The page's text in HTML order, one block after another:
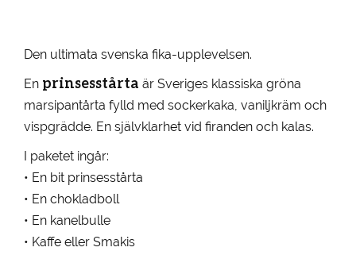
Den ultimata svenska fika-upplevelsen.
En prinsesstårta är Sveriges klassiska gröna
marsipantårta fylld med sockerkaka, vaniljkräm och
vispgrädde. En självklarhet vid firanden och kalas.
I paketet ingår:
• En bit prinsesstårta
• En chokladboll
• En kanelbulle
• Kaffe eller Smakis